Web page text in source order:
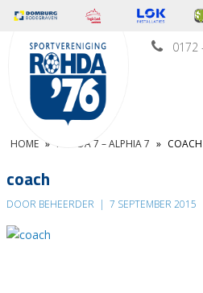
0172
HOME » ROHDA 7 – ALPHIA 7 » COACH
coach
DOOR BEHEERDER | 7 SEPTEMBER 2015